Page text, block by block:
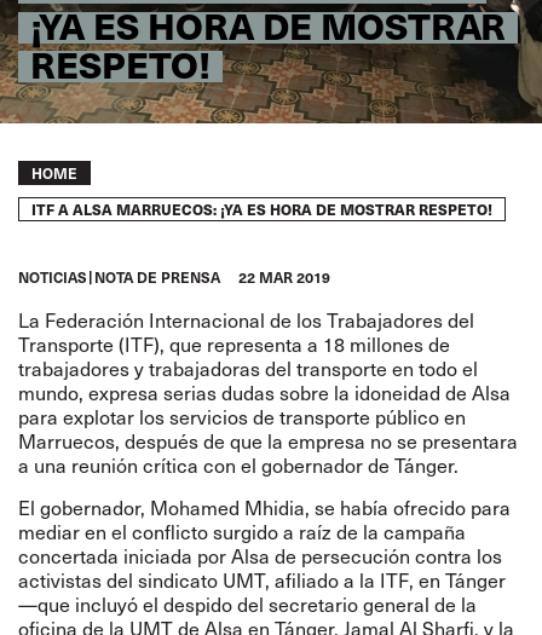
¡YA ES HORA DE MOSTRAR
RESPETO!
Breadcrumb
HOME
ITF A ALSA MARRUECOS: ¡YA ES HORA DE MOSTRAR RESPETO!
NOTICIAS NOTA DE PRENSA 22 MAR 2019
La Federación Internacional de los Trabajadores del
Transporte (ITF), que representa a 18 millones de
trabajadores y trabajadoras del transporte en todo el
mundo, expresa serias dudas sobre la idoneidad de Alsa
para explotar los servicios de transporte público en
Marruecos, después de que la empresa no se presentara
a una reunión crítica con el gobernador de Tánger.
El gobernador, Mohamed Mhidia, se había ofrecido para
mediar en el conflicto surgido a raíz de la campaña
concertada iniciada por Alsa de persecución contra los
activistas del sindicato UMT, afiliado a la ITF, en Tánger
—que incluyó el despido del secretario general de la
oficina de la UMT de Alsa en Tánger, Jamal Al Sharfi, y la